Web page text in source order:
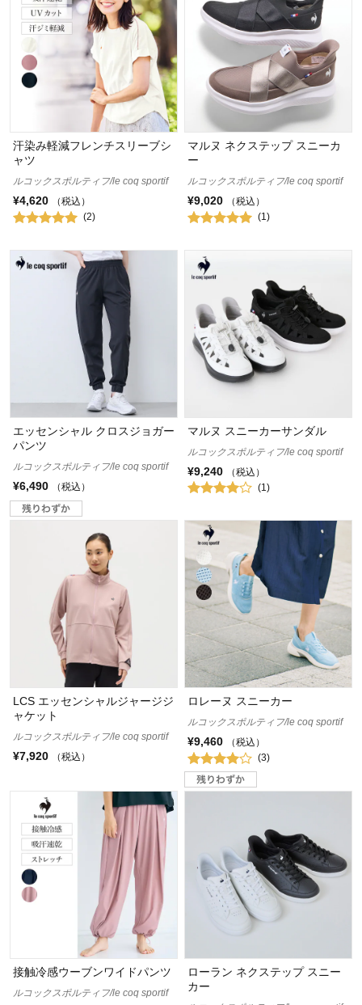
汗染み軽減フレンチスリーブシ
ャツ
ルコックスポルティフ/le coq sportif
¥4,620
（税込）
(2)
マルヌ ネクステップ スニーカ
ー
ルコックスポルティフ/le coq sportif
¥9,020
（税込）
(1)
エッセンシャル クロスジョガー
パンツ
ルコックスポルティフ/le coq sportif
¥6,490 （税込）
マルヌ スニーカーサンダル
ルコックスポルティフ/le coq sportif
¥9,240
（税込）
(1)
LCS エッセンシャルジャージジ
ャケット
ルコックスポルティフ/le coq sportif
¥7,920 （税込）
ロレーヌ スニーカー
ルコックスポルティフ/le coq sportif
¥9,460
（税込）
(3)
接触冷感ウーブンワイドパンツ
ルコックスポルティフ/le coq sportif
ローラン ネクステップ スニー
カー